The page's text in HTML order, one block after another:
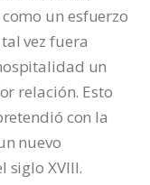
un esfuerzo
vez fuera
un
relación. Esto
con la
nuevo
siglo XVIII.